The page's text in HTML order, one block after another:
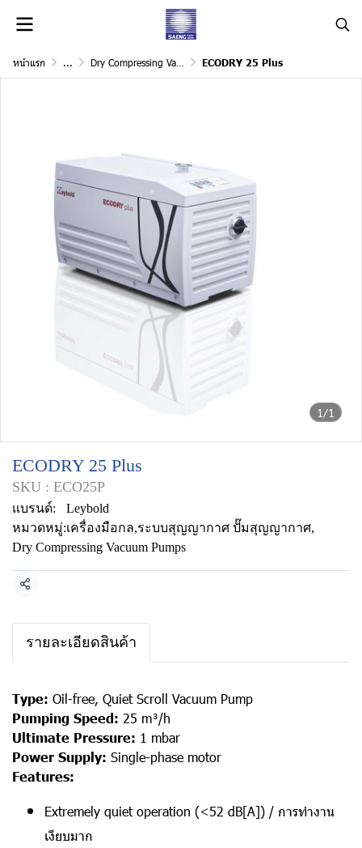
หน้าแรก ... Dry Compressing Vacuum Pumps ECODRY 25 Plus
1/1
ECODRY 25 Plus
SKU : ECO25P
แบรนด์:
Leybold
หมวดหมู่:เครื่องมือกล,ระบบสุญญากาศ ปั๊มสุญญากาศ,
Dry Compressing Vacuum Pumps
แชร์
รายละเอียดสินค้า
Type: Oil-free, Quiet Scroll Vacuum Pump
Pumping Speed: 25 m³/h
Ultimate Pressure: 1 mbar
Power Supply: Single-phase motor
Features:
Extremely quiet operation (<52 dB[A]) / การทำงาน
เงียบมาก